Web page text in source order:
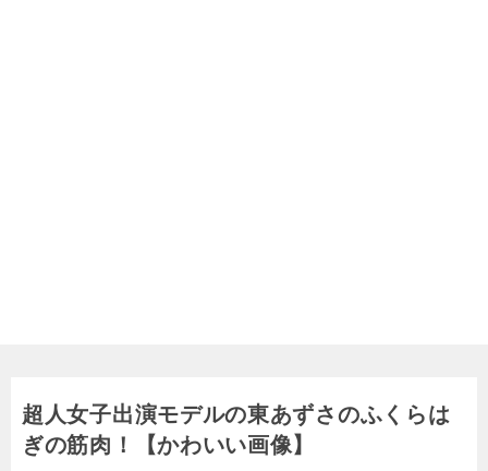
超人女子出演モデルの東あずさのふくらは
ぎの筋肉！【かわいい画像】